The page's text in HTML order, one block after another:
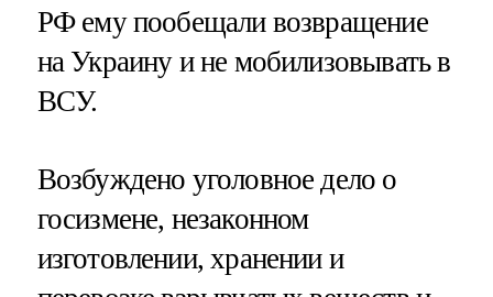
РФ ему пообещали возвращение
на Украину и не мобилизовывать в
ВСУ.
Возбуждено уголовное дело о
госизмене, незаконном
изготовлении, хранении и